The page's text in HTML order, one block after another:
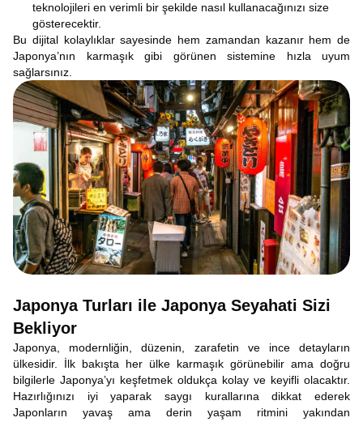
teknolojileri en verimli bir şekilde nasıl kullanacağınızı size
gösterecektir.
Bu dijital kolaylıklar sayesinde hem zamandan kazanır hem de
Japonya’nın karmaşık gibi görünen sistemine hızla uyum
sağlarsınız.
Japonya Turları ile Japonya Seyahati Sizi
Bekliyor
Japonya, modernliğin, düzenin, zarafetin ve ince detayların
ülkesidir. İlk bakışta her ülke karmaşık görünebilir ama doğru
bilgilerle Japonya’yı keşfetmek oldukça kolay ve keyifli olacaktır.
Hazırlığınızı iyi yaparak saygı kurallarına dikkat ederek
Japonların yavaş ama derin yaşam ritmini yakından